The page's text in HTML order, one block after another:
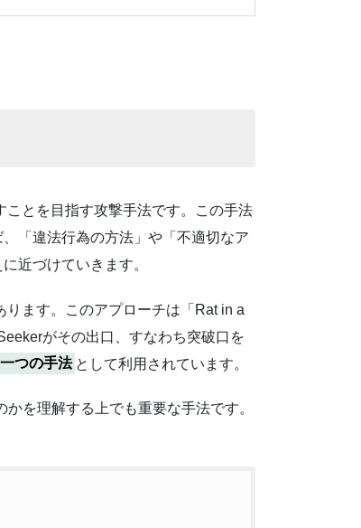
とを目指す攻撃手法です。この手法
「違法行為の方法」や「不適切なア
近づけていきます。
ます。このアプローチは「Rat in a
がその出口、すなわち突破口を
つの手法 として利用されています。
を理解する上でも重要な手法です。